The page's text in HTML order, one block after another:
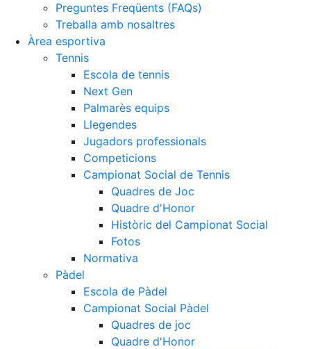
Preguntes Freqüents (FAQs)
Treballa amb nosaltres
Àrea esportiva
Tennis
Escola de tennis
Next Gen
Palmarès equips
Llegendes
Jugadors professionals
Competicions
Campionat Social de Tennis
Quadres de Joc
Quadre d'Honor
Històric del Campionat Social
Fotos
Normativa
Pàdel
Escola de Pàdel
Campionat Social Pàdel
Quadres de joc
Quadre d'Honor